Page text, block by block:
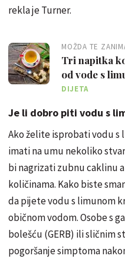
rekla je Turner.
MOŽDA TE
Tri napitka
od vode s
DIJETA
Je li dobro piti vodu s
Ako želite isprobati vodu s
imati na umu nekoliko
bi nagrizati zubnu caklinu
količinama. Kako biste
da pijete vodu s limunom
običnom vodom. Osobe s
bolešću (GERB) ili sličnim
pogoršanje simptoma